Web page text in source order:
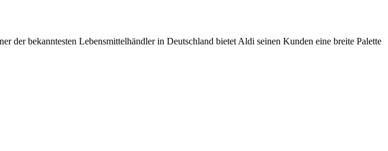
der bekanntesten Lebensmittelhändler in Deutschland bietet Aldi seinen Kunden eine breite Palette